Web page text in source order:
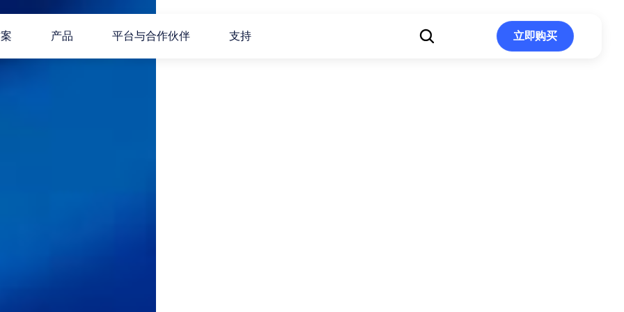
产品 平台与合作伙伴 支持
立即购买